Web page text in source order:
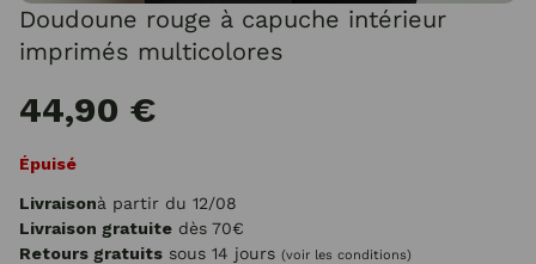
Doudoune rouge à capuche intérieur
imprimés multicolores
44,90 €
Épuisé
Livraisonà partir du 12/08
Livraison gratuite dès 70€
Retours gratuits sous 14 jours (voir les conditions)